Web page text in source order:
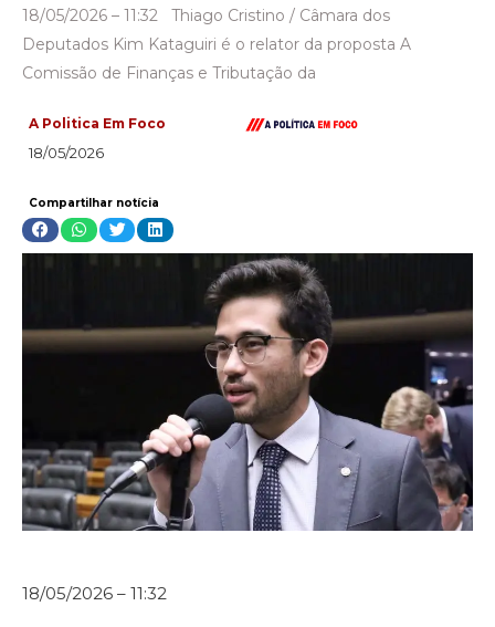
18/05/2026 – 11:32 Thiago Cristino / Câmara dos
Deputados Kim Kataguiri é o relator da proposta A
Comissão de Finanças e Tributação da
A Politica Em Foco
18/05/2026
Compartilhar notícia
18/05/2026 – 11:32